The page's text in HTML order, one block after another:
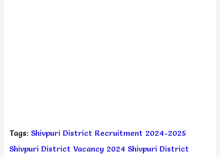
Tags: Shivpuri District Recruitment 2024-2025
Shivpuri District Vacancy 2024 Shivpuri District